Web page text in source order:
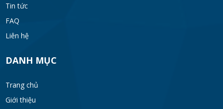
Tin tức
FAQ
Liên hệ
DANH MỤC
Trang chủ
Giới thiệu